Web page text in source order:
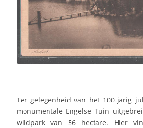
Ter gelegenheid van het 100-jarig
monumentale Engelse Tuin
wildpark van 56 hectare. Hier